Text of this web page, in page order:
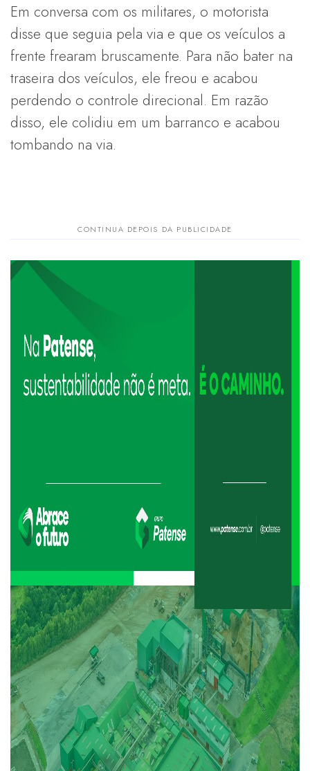
Em conversa com os militares, o motorista
disse que seguia pela via e que os veículos a
frente frearam bruscamente. Para não bater na
traseira dos veículos, ele freou e acabou
perdendo o controle direcional. Em razão
disso, ele colidiu em um barranco e acabou
tombando na via.